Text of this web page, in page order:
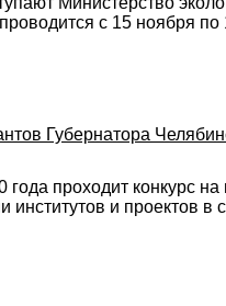
с 15 ноября
Губернатора
проходит конкурс
институтов и проектов